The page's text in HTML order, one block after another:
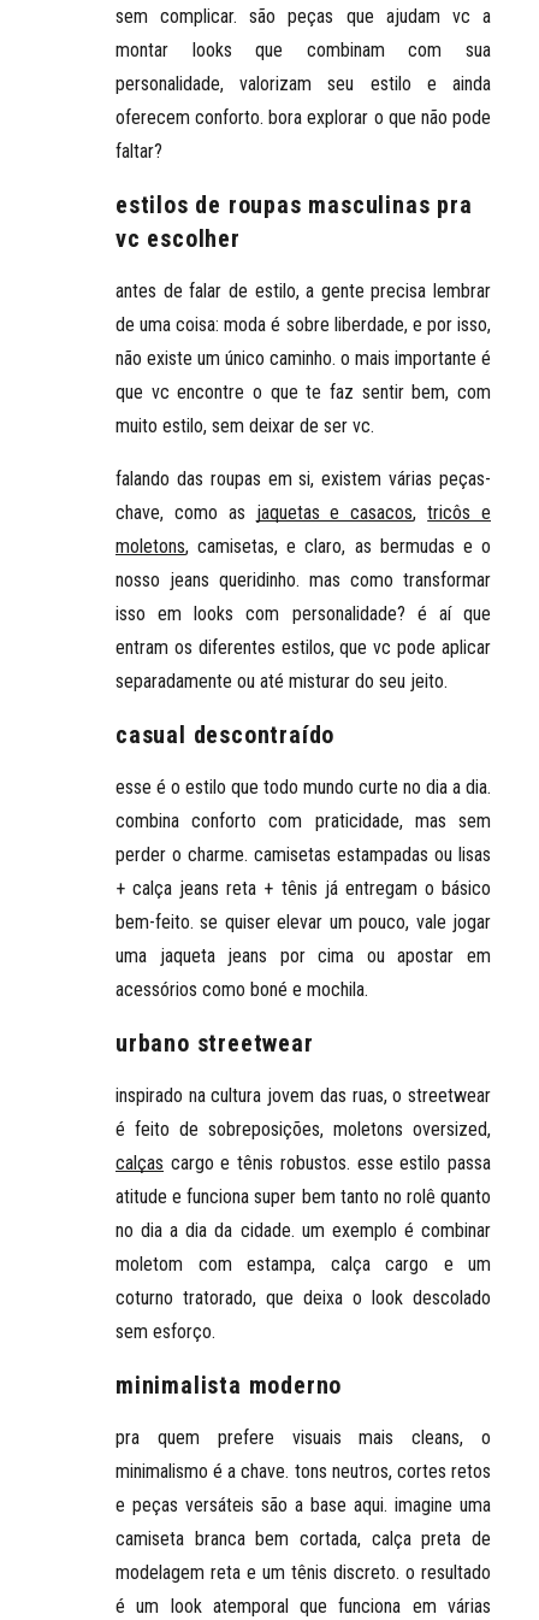
sem complicar. são peças que ajudam vc a
montar looks que combinam com sua
personalidade, valorizam seu estilo e ainda
oferecem conforto. bora explorar o que não pode
faltar?
estilos de roupas masculinas pra
vc escolher
antes de falar de estilo, a gente precisa lembrar
de uma coisa: moda é sobre liberdade, e por isso,
não existe um único caminho. o mais importante é
que vc encontre o que te faz sentir bem, com
muito estilo, sem deixar de ser vc.
falando das roupas em si, existem várias peças-
chave, como as jaquetas e casacos,tricôs e
moletons, camisetas, e claro, as bermudas e o
nosso jeans queridinho. mas como transformar
isso em looks com personalidade? é aí que
entram os diferentes estilos, que vc pode aplicar
separadamente ou até misturar do seu jeito.
casual descontraído
esse é o estilo que todo mundo curte no dia a dia.
combina conforto com praticidade, mas sem
perder o charme. camisetas estampadas ou lisas
+ calça jeans reta + tênis já entregam o básico
bem-feito. se quiser elevar um pouco, vale jogar
uma jaqueta jeans por cima ou apostar em
acessórios como boné e mochila.
urbano streetwear
inspirado na cultura jovem das ruas, o streetwear
é feito de sobreposições, moletons oversized,
calças cargo e tênis robustos. esse estilo passa
atitude e funciona super bem tanto no rolê quanto
no dia a dia da cidade. um exemplo é combinar
moletom com estampa, calça cargo e um
coturno tratorado, que deixa o look descolado
sem esforço.
minimalista moderno
pra quem prefere visuais mais cleans, o
minimalismo é a chave. tons neutros, cortes retos
e peças versáteis são a base aqui. imagine uma
camiseta branca bem cortada, calça preta de
modelagem reta e um tênis discreto. o resultado
é um look atemporal que funciona em várias